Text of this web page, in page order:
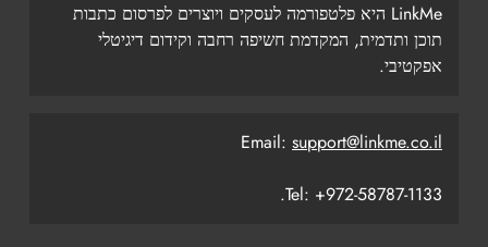
LinkMe היא פלטפורמה לעסקים ויוצרים לפרסום כתבות
תוכן ותדמית, המקדמת חשיפה רחבה וקידום דיגיטלי
אפקטיבי.
Email: support@linkme.co.il
Tel: +972-58787-1133.